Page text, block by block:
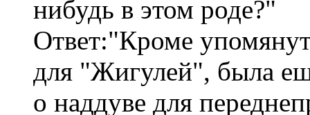
нибудь в этом роде?"
Ответ:"Кроме
для "Жигулей", была
о наддуве для